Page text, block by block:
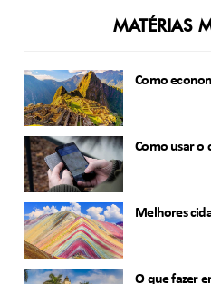
MATÉRIAS
Como
Como usar o
Melhores
O que fazer